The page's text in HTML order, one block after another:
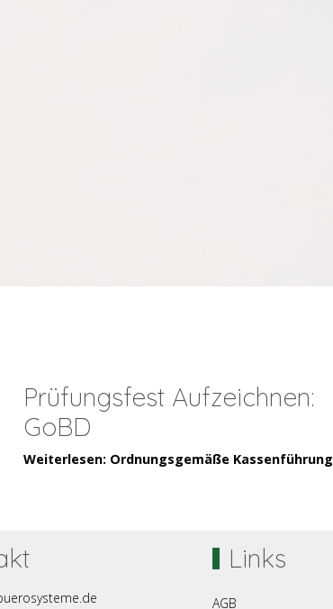
Prüfungsfest Aufzeichnen:
GoBD
Weiterlesen: Ordnungsgemäße Kassenführung
Links
AGB